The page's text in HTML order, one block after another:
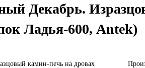
Декабрь.
Ладья-600, Antek)